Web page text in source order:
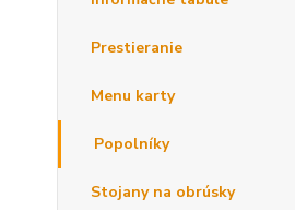
Prestieranie
Menu karty
Popolníky
Stojany na obrúsky